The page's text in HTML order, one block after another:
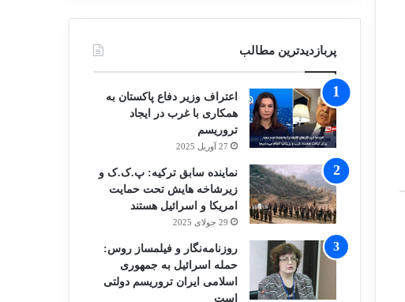
پربازدیدترین مطالب
اعتراف وزیر دفاع پاکستان به
همکاری با غرب در ایجاد
تروریسم
27 آوریل 2025
نماینده سابق ترکیه: پ.ک.ک و
زیرشاخه هایش تحت حمایت
امریکا و اسرائیل هستند
29 جولای 2025
روزنامه‌نگار و فیلمساز روس:
حمله اسرائیل به جمهوری
اسلامی ایران تروریسم دولتی
است